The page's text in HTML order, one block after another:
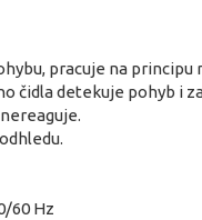
pracuje na principu
čidla detekuje pohyb i
60 Hz